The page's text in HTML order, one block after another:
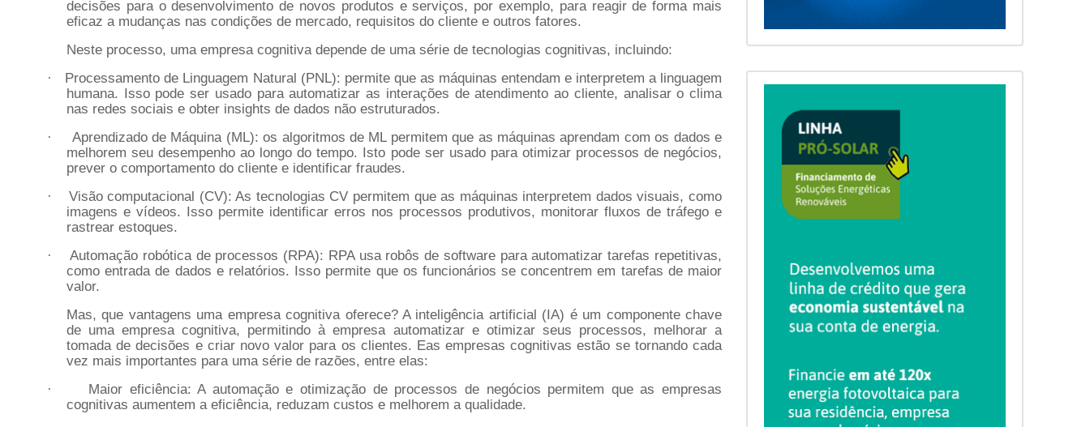
decisões para o desenvolvimento de novos produtos e serviços, por exemplo, para reagir de forma mais
eficaz a mudanças nas condições de mercado, requisitos do cliente e outros fatores.
Neste processo, uma empresa cognitiva depende de uma série de tecnologias cognitivas, incluindo:
·
Processamento de Linguagem Natural (PNL): permite que as máquinas entendam e interpretem a linguagem
humana. Isso pode ser usado para automatizar as interações de atendimento ao cliente, analisar o clima
nas redes sociais e obter insights de dados não estruturados.
·
Aprendizado de Máquina (ML): os algoritmos de ML permitem que as máquinas aprendam com os dados e
melhorem seu desempenho ao longo do tempo. Isto pode ser usado para otimizar processos de negócios,
prever o comportamento do cliente e identificar fraudes.
·
Visão computacional (CV): As tecnologias CV permitem que as máquinas interpretem dados visuais, como
imagens e vídeos. Isso permite identificar erros nos processos produtivos, monitorar fluxos de tráfego e
rastrear estoques.
·
Automação robótica de processos (RPA): RPA usa robôs de software para automatizar tarefas repetitivas,
como entrada de dados e relatórios. Isso permite que os funcionários se concentrem em tarefas de maior
valor.
Mas, que vantagens uma empresa cognitiva oferece? A inteligência artificial (IA) é um componente chave
de uma empresa cognitiva, permitindo à empresa automatizar e otimizar seus processos, melhorar a
tomada de decisões e criar novo valor para os clientes. Eas empresas cognitivas estão se tornando cada
vez mais importantes para uma série de razões, entre elas:
·
Maior eficiência: A automação e otimização de processos de negócios permitem que as empresas
cognitivas aumentem a eficiência, reduzam custos e melhorem a qualidade.